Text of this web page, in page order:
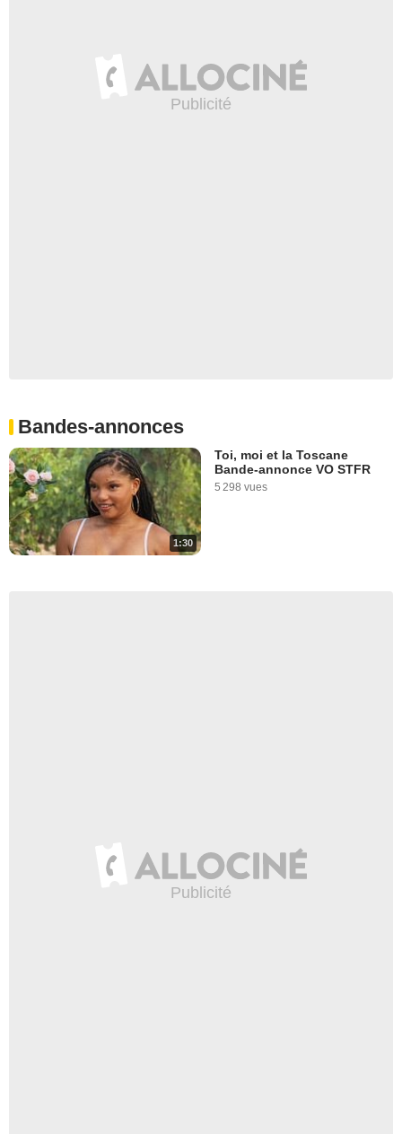
Bandes-annonces
1:30
Toi, moi et la Toscane
Bande-annonce VO STFR
5 298 vues